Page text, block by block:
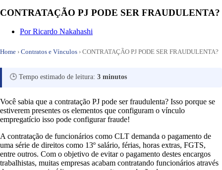
CONTRATAÇÃO PJ PODE SER FRAUDULENTA?
PorRicardo Nakahashi
Home › Contratos e Vínculos › CONTRATAÇÃO PJ PODE SER FRAUDULENTA?
🕒 Tempo estimado de leitura: 3 minutos
Você sabia que a contratação PJ pode ser fraudulenta? Isso porque se
estiverem presentes os elementos que configuram o vínculo
empregatício isso pode configurar fraude!
A contratação de funcionários como CLT demanda o pagamento de
uma série de direitos como 13º salário, férias, horas extras, FGTS,
entre outros. Com o objetivo de evitar o pagamento destes encargos
trabalhistas, muitas empresas acabam contratando funcionários através